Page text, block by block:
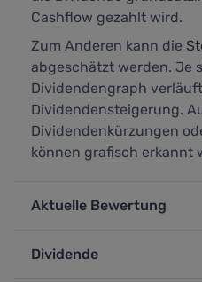
Cashflow gezahlt wird.
Zum Anderen kann die
abgeschätzt werden. Je
Dividendengraph
Dividendensteigerung.
Dividendenkürzungen
können grafisch erkannt
Aktuelle Bewertung
Dividende